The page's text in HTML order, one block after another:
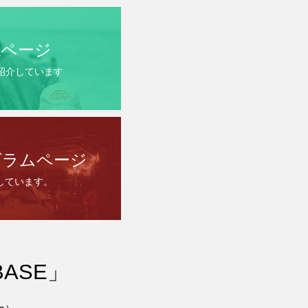
ージ
介しています
ムページ
います。
」